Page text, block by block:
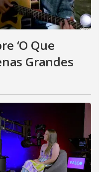
‘O Que
Grandes